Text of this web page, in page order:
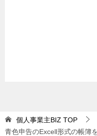
個人事業主BIZ TOP
青色申告のExcell形式の帳簿